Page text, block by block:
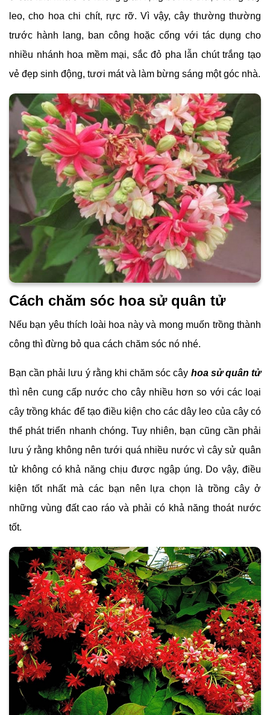
leo, cho hoa chi chít, rực rỡ. Vì vậy, cây thường thường
trước hành lang, ban công hoặc cổng với tác dụng cho
nhiều nhánh hoa mềm mại, sắc đỏ pha lẫn chút trắng tạo
vẻ đẹp sinh động, tươi mát và làm bừng sáng một góc nhà.
Cách chăm sóc hoa sử quân tử
Nếu bạn yêu thích loài hoa này và mong muốn trồng thành
công thì đừng bỏ qua cách chăm sóc nó nhé.
Bạn cần phải lưu ý rằng khi chăm sóc cây hoa sử quân tử
thì nên cung cấp nước cho cây nhiều hơn so với các loại
cây trồng khác để tạo điều kiện cho các dây leo của cây có
thể phát triển nhanh chóng. Tuy nhiên, bạn cũng cần phải
lưu ý rằng không nên tưới quá nhiều nước vì cây sử quân
tử không có khả năng chịu được ngập úng. Do vậy, điều
kiện tốt nhất mà các bạn nên lựa chọn là trồng cây ở
những vùng đất cao ráo và phải có khả năng thoát nước
tốt.